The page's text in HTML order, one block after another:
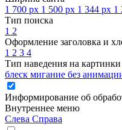
1 700 px 1 500 px 1 344 px 1
Тип поиска
1 2
Оформление заголовка и
1 2 3 4
Тип наведения на картинки
блеск мигание без
Информирование об
Внутреннее меню
Слева Справа